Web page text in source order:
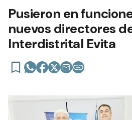
Pusieron en
nuevos directores
Interdistrital Evita